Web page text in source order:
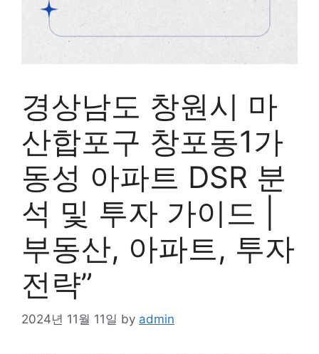
경상남도 창원시 마
산합포구 창포동1가
동성 아파트 DSR 분
석 및 투자 가이드 |
부동산, 아파트, 투자
전략”
2024년 11월 11일 by admin